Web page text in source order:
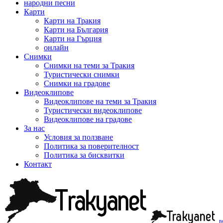
народни песни
Карти
Карти на Тракия
Карти на България
Карти на Гърция
онлайн
Снимки
Снимки на теми за Тракия
Туристически снимки
Снимки на градове
Видеоклипове
Видеоклипове на теми за Тракия
Туристически видеоклипове
Видеоклипове на градове
За нас
Условия за ползване
Политика за поверителност
Политика за бисквитки
Контакт